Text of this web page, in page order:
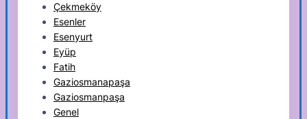
Çekmeköy
Esenler
Esenyurt
Eyüp
Fatih
Gaziosmanapaşa
Gaziosmanpaşa
Genel